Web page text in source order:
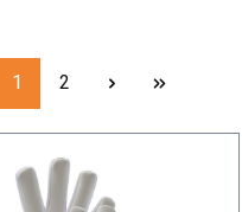
Seite
1 Seite
2